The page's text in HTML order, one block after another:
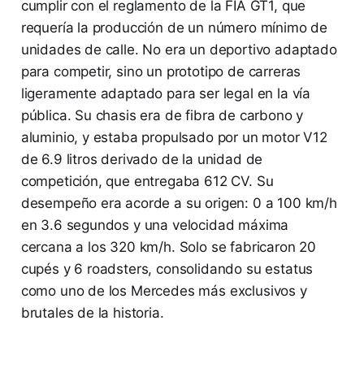
cumplir con el reglamento de la FIA GT1, que
requería la producción de un número mínimo de
unidades de calle. No era un deportivo adaptado
para competir, sino un prototipo de carreras
ligeramente adaptado para ser legal en la vía
pública. Su chasis era de fibra de carbono y
aluminio, y estaba propulsado por un motor V12
de 6.9 litros derivado de la unidad de
competición, que entregaba 612 CV. Su
desempeño era acorde a su origen: 0 a 100 km/h
en 3.6 segundos y una velocidad máxima
cercana a los 320 km/h. Solo se fabricaron 20
cupés y 6 roadsters, consolidando su estatus
como uno de los Mercedes más exclusivos y
brutales de la historia.